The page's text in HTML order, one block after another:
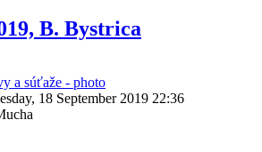
B. Bystrica
a súťaže - photo
18 September 2019 22:36